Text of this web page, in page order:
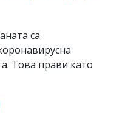
са
Това прави като